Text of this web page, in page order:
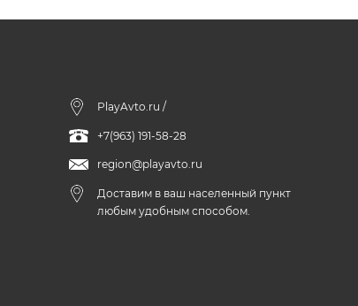
PlayAvto.ru /
+7(963) 191-58-28
region@playavto.ru
Доставим в ваш населенный пункт
любым удобным способом.